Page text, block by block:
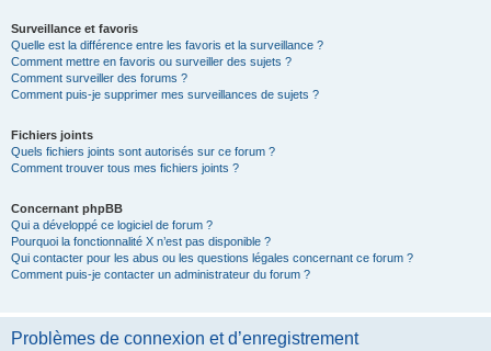
Surveillance et favoris
Quelle est la différence entre les favoris et la surveillance ?
Comment mettre en favoris ou surveiller des sujets ?
Comment surveiller des forums ?
Comment puis-je supprimer mes surveillances de sujets ?
Fichiers joints
Quels fichiers joints sont autorisés sur ce forum ?
Comment trouver tous mes fichiers joints ?
Concernant phpBB
Qui a développé ce logiciel de forum ?
Pourquoi la fonctionnalité X n’est pas disponible ?
Qui contacter pour les abus ou les questions légales concernant ce forum ?
Comment puis-je contacter un administrateur du forum ?
Problèmes de connexion et d’enregistrement